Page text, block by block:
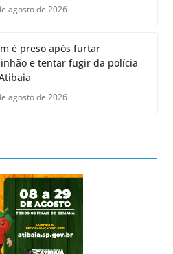
agosto de 2026
é preso após furtar
e tentar fugir da polícia
agosto de 2026